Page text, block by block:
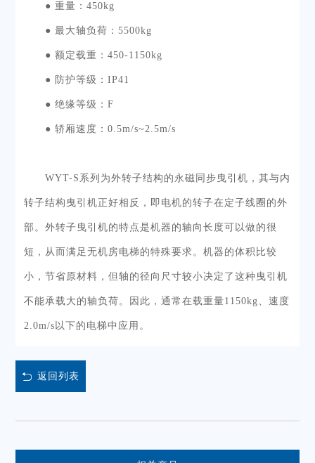
● 重量：450kg
● 最大轴负荷：5500kg
● 额定载重：450-1150kg
● 防护等级：IP41
● 绝缘等级：F
● 轿厢速度：0.5m/s~2.5m/s
WYT-S 系列为外转子结构的永磁同步曳引机，其与内
转子结构曳引机正好相反，即电机的转子在定子线圈的外
部。外转子曳引机的特点是机器的轴向长度可以做的很
短，从而满足无机房电梯的特殊要求。机器的体积比较
小，节省原材料，但轴的径向尺寸较小决定了这种曳引机
不能承载大的轴负荷。因此，通常在载重量1150kg、速度
2.0m/s 以下的电梯中应用。
返回列表